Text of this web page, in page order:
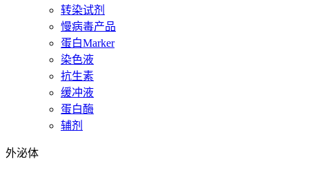
转染试剂
慢病毒产品
蛋白Marker
染色液
抗生素
缓冲液
蛋白酶
辅剂
外泌体